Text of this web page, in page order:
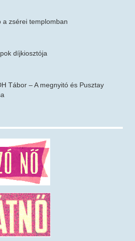
a zsérei templomban
díjkiosztója
Tábor – A megnyitó és Pusztay